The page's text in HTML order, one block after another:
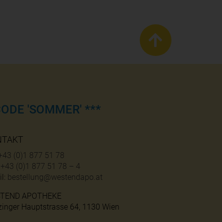
'SOMMER' ***
(0)1 877 51 78
+43 (0)1 877 51 78 – 4
bestellung@westendapo.at
APOTHEKE
Hauptstrasse 64, 1130 Wien